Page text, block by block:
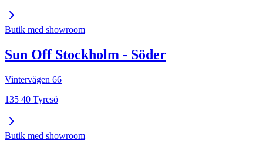
Butik med showroom
Sun Off Stockholm - Söder
Vintervägen 66
135 40 Tyresö
Butik med showroom